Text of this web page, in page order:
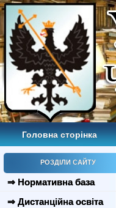
Головна сторінка
РОЗДІЛИ САЙТУ
⇒ Нормативна база
⇒ Дистанційна освіта